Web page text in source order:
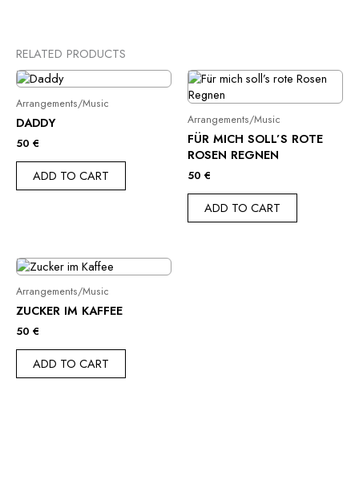
RELATED PRODUCTS
Arrangements/Music
DADDY
50 €
ADD TO CART
Arrangements/Music
FÜR MICH SOLL’S ROTE
ROSEN REGNEN
50 €
ADD TO CART
Arrangements/Music
ZUCKER IM KAFFEE
50 €
ADD TO CART